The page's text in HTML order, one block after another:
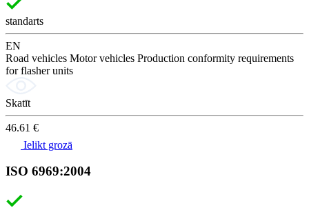
standarts
EN
Road vehicles Motor vehicles Production conformity requirements
for flasher units
Skatīt
46.61 €
Ielikt grozā
ISO 6969:2004